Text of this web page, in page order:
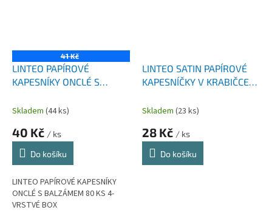
41 Kč
LINTEO PAPÍROVÉ
KAPESNÍKY ONCLÉ S
VRSTVÉ BOX
Skladem (44 ks)
40 Kč / ks
Do košíku
LINTEO PAPÍROVÉ KAPESNÍKY
ONCLÉ S BALZÁMEM 80 KS 4-
VRSTVÉ BOX
LINTEO SATIN PAPÍROVÉ
KAPESNÍČKY V KRABIČCE
Skladem (23 ks)
28 Kč / ks
Do košíku